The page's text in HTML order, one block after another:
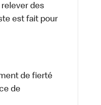
des
est fait pour
de fierté
de